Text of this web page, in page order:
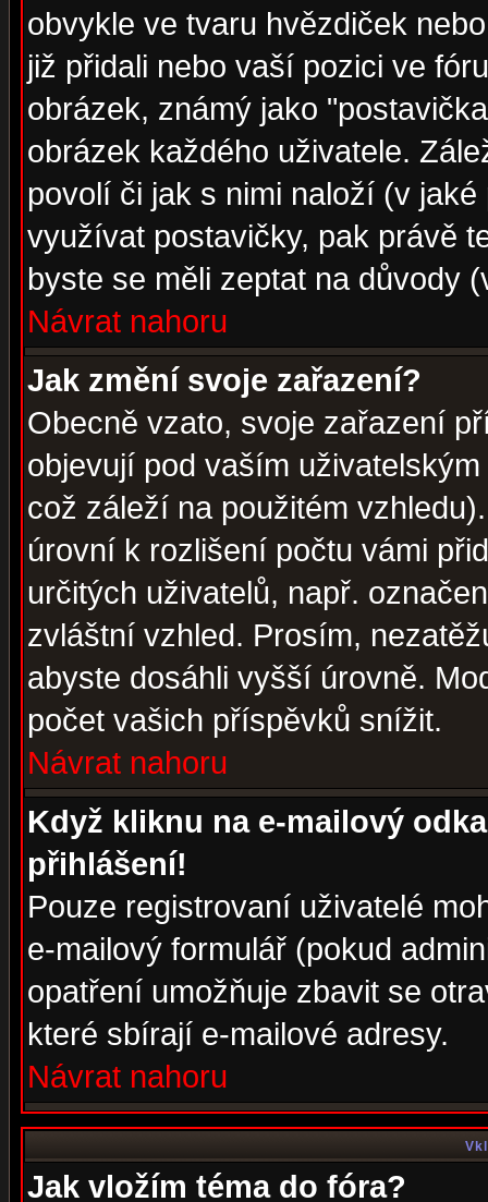
obvykle ve tvaru hvězdiček
již přidali nebo vaší pozici ve
obrázek, známý jako
obrázek každého uživatele.
povolí či jak s nimi naloží (v
využívat postavičky, pak právě
byste se měli zeptat na důvody
Návrat nahoru
Jak změní svoje zařazení?
Obecně vzato, svoje zařazení
objevují pod vaším
což záleží na použitém
úrovní k rozlišení počtu vámi
určitých uživatelů, např.
zvláštní vzhled. Prosím,
abyste dosáhli vyšší úrovně.
počet vašich příspěvků snížit.
Návrat nahoru
Když kliknu na e-mailový
přihlášení!
Pouze registrovaní uživatelé
e-mailový formulář (pokud
opatření umožňuje zbavit se
které sbírají e-mailové adresy.
Návrat nahoru
Jak vložím téma do fóra?